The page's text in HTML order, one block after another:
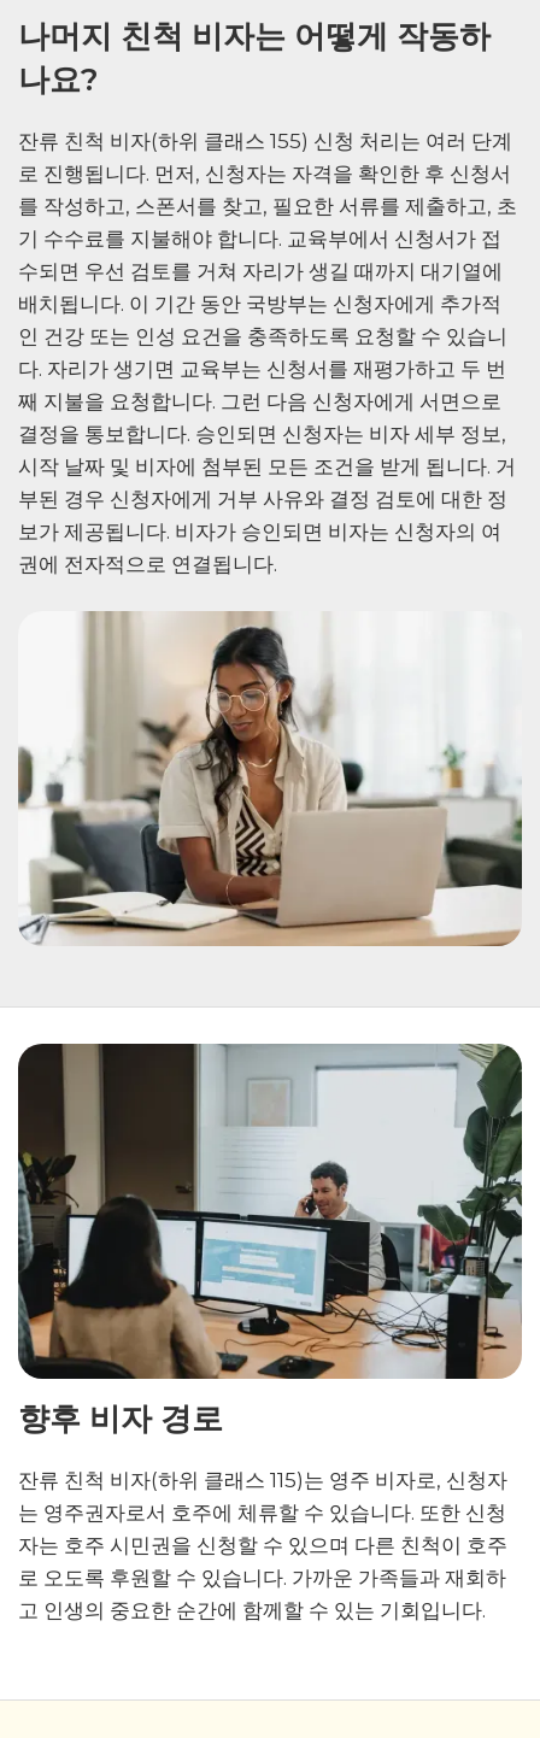
나머지 친척 비자는 어떻게 작동하
나요?
잔류 친척 비자(하위 클래스 155) 신청 처리는 여러 단계
로 진행됩니다. 먼저, 신청자는 자격을 확인한 후 신청서
를 작성하고, 스폰서를 찾고, 필요한 서류를 제출하고, 초
기 수수료를 지불해야 합니다. 교육부에서 신청서가 접
수되면 우선 검토를 거쳐 자리가 생길 때까지 대기열에
배치됩니다. 이 기간 동안 국방부는 신청자에게 추가적
인 건강 또는 인성 요건을 충족하도록 요청할 수 있습니
다. 자리가 생기면 교육부는 신청서를 재평가하고 두 번
째 지불을 요청합니다. 그런 다음 신청자에게 서면으로
결정을 통보합니다. 승인되면 신청자는 비자 세부 정보,
시작 날짜 및 비자에 첨부된 모든 조건을 받게 됩니다. 거
부된 경우 신청자에게 거부 사유와 결정 검토에 대한 정
보가 제공됩니다. 비자가 승인되면 비자는 신청자의 여
권에 전자적으로 연결됩니다.
향후 비자 경로
잔류 친척 비자(하위 클래스 115)는 영주 비자로, 신청자
는 영주권자로서 호주에 체류할 수 있습니다. 또한 신청
자는 호주 시민권을 신청할 수 있으며 다른 친척이 호주
로 오도록 후원할 수 있습니다. 가까운 가족들과 재회하
고 인생의 중요한 순간에 함께할 수 있는 기회입니다.